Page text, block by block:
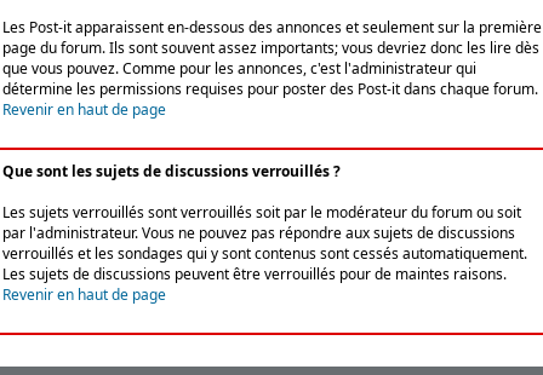
Les Post-it apparaissent en-dessous des annonces et seulement sur la première
page du forum. Ils sont souvent assez importants; vous devriez donc les lire dès
que vous pouvez. Comme pour les annonces, c'est l'administrateur qui
détermine les permissions requises pour poster des Post-it dans chaque forum.
Revenir en haut de page
Que sont les sujets de discussions verrouillés ?
Les sujets verrouillés sont verrouillés soit par le modérateur du forum ou soit
par l'administrateur. Vous ne pouvez pas répondre aux sujets de discussions
verrouillés et les sondages qui y sont contenus sont cessés automatiquement.
Les sujets de discussions peuvent être verrouillés pour de maintes raisons.
Revenir en haut de page